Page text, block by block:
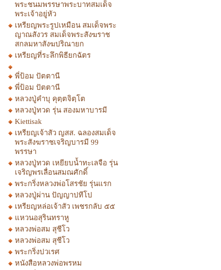
พระชนมพรรษาพระบาทสมเด็จ
พระเจ้าอยู่หัว
เหรียญพระรูปเหมือน สมเด็จพระ
ญาณสังวร สมเด็จพระสังฆราช
สกลมหาสังฆปริณายก
เหรียญที่ระลึกพิธียกฉัตร
พี่ป้อม ปัตตานี
พี่ป้อม ปัตตานี
หลวงปู่คำบุ คุตฺตจิตฺโต
หลวงปู่ทวด รุ่น สองมหาบารมี
Kiettisak
เหรียญเจ้าสัว ญสส. ฉลองสมเด็จ
พระสังฆราชเจริญบารมี 99
พรรษา
หลวงปู่ทวด เหยียบน้ำทะเลจือ รุ่น
เจริญพรเลื่อนสมณศักดิ์
พระกริ่งหลวงพ่อโสรชัย รุ่นแรก
หลวงปู่ผ่าน ปัญญาปทีโป
เหรียญหล่อเจ้าสัว เพชรกลับ ๕๕
แหวนอสุรินทราหู
หลวงพ่อสม สุชีโว
หลวงพ่อสม สุชีโว
พระกริ่งปวเรศ
หนังสือหลวงพ่อพรหม